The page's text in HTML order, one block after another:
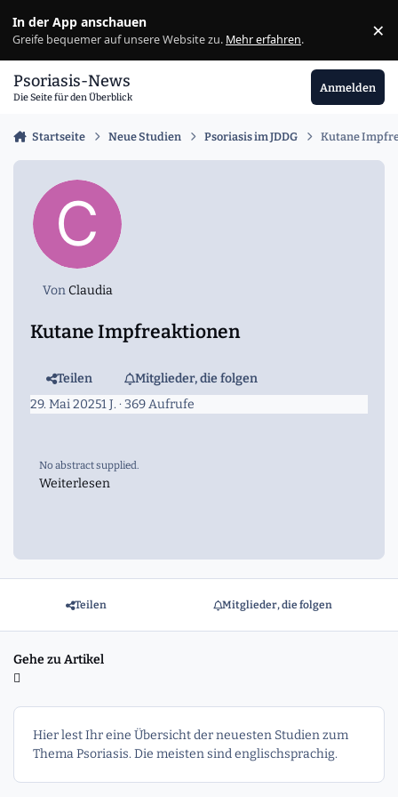
In der App anschauen
Greife bequemer auf unsere Website zu. Mehr erfahren. ×
Psoriasis-News
Die Seite für den Überblick
Anmelden
Startseite Neue Studien Psoriasis im JDDG Kutane
VonClaudia
Kutane Impfreaktionen
Teilen
Mitglieder, die folgen
29. Mai 20251 J. · 369 Aufrufe
No abstract supplied.
Weiterlesen
Teilen Mitglieder, die folgen
Gehe zu Artikel
Hier lest Ihr eine Übersicht der neuesten Studien zum
Thema Psoriasis. Die meisten sind englischsprachig.